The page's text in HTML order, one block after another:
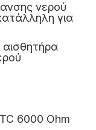
νερού
για
αισθητήρα
6000 Ohm